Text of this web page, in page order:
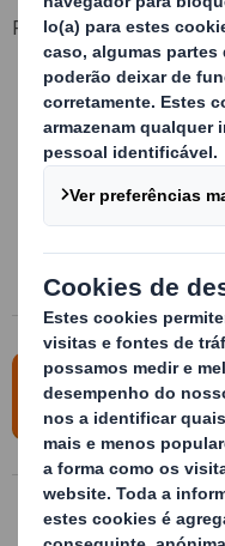
Principais benefícios:
Um mesmo interior
Váris sistemas de
Leves, dobráveis e
O seu produto
Leves e reutilizáveis
Para obter mais
contato conosco